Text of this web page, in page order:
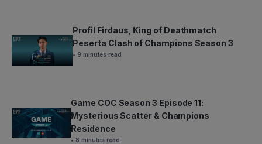
Profil Firdaus, King of Deathmatch
Peserta Clash of Champions Season 3
• 9 minutes read
Game COC Season 3 Episode 11:
Mysterious Scatter & Champions
Residence
• 8 minutes read